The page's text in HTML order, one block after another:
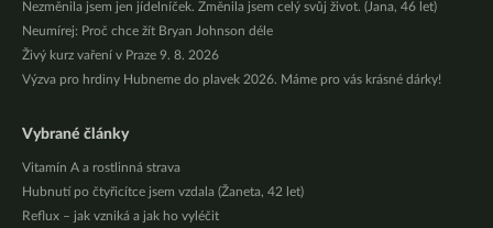
Nezměnila jsem jen jídelníček. Změnila jsem celý svůj život. (Jana, 46 let)
Neumírej: Proč chce žít Bryan Johnson déle
Živý kurz vaření v Praze 9. 8. 2026
Výzva pro hrdiny Hubneme do plavek 2026. Máme pro vás krásné dárky!
Vybrané články
Vitamín A a rostlinná strava
Hubnutí po čtyřicítce jsem vzdala (Žaneta, 42 let)
Reflux – jak vzniká a jak ho vyléčit